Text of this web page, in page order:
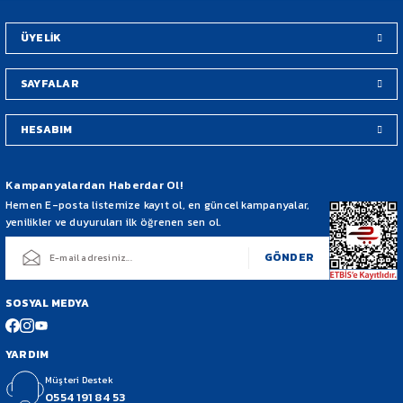
Bu ürüne benzer farklı alternatifler olmalı.
ÜYELİK
SAYFALAR
HESABIM
Kampanyalardan Haberdar Ol!
Hemen E-posta listemize kayıt ol, en güncel kampanyalar,
yenilikler ve duyuruları ilk öğrenen sen ol.
GÖNDER
SOSYAL MEDYA
YARDIM
Müşteri Destek
0554 191 84 53